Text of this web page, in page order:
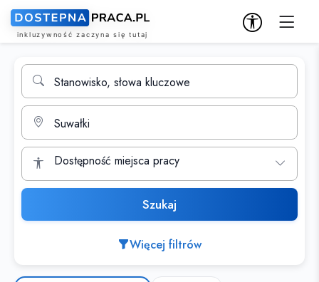
Wyszukiwarka ofert pracy
Stanowisko, słowa kluczowe
Miasto
Dostępność miejsca pracy
Szukaj
Więcej filtrów